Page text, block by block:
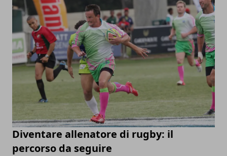
Diventare allenatore di rugby: il
percorso da seguire